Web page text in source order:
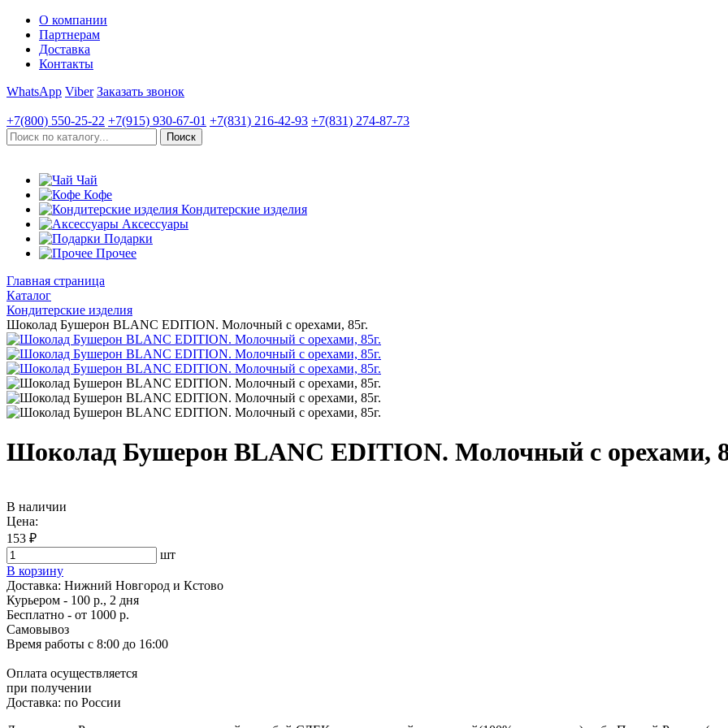
О компании
Партнерам
Доставка
Контакты
WhatsApp Viber Заказать звонок
+7(800) 550-25-22 +7(915) 930-67-01 +7(831) 216-42-93 +7(831) 274-87-73
Чай
Кофе
Кондитерские изделия
Аксессуары
Подарки
Прочее
Главная страница
Каталог
Кондитерские изделия
Шоколад Бушерон BLANC EDITION. Молочный с орехами, 85г.
Шоколад Бушерон BLANC EDITION. Молочный с орехами,
В наличии
Цена:
153 ₽
шт
В корзину
Доставка: Нижний Новгород и Кстово
Курьером - 100 р., 2 дня
Бесплатно - от 1000 р.
Самовывоз
Время работы с 8:00 до 16:00
Оплата осуществляется
при получении
Доставка: по России